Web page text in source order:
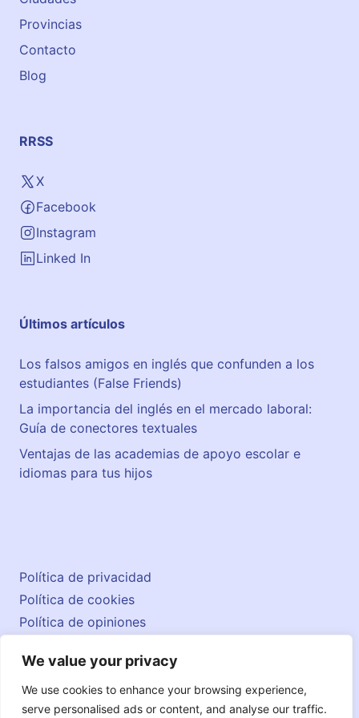
We value your privacy
We use cookies to enhance your browsing experience,
serve personalised ads or content, and analyse our traffic.
I
g
l
e
S
n
t
a
r
Provincias
Contacto
Blog
RRSS
X
Facebook
Instagram
Linked In
Últimos artículos
Los falsos amigos en inglés que confunden a los
estudiantes (False Friends)
La importancia del inglés en el mercado laboral:
Guía de conectores textuales
Ventajas de las academias de apoyo escolar e
idiomas para tus hijos
© 2026 englishatlas.es
Política de privacidad
Política de cookies
Política de opiniones
Contacto